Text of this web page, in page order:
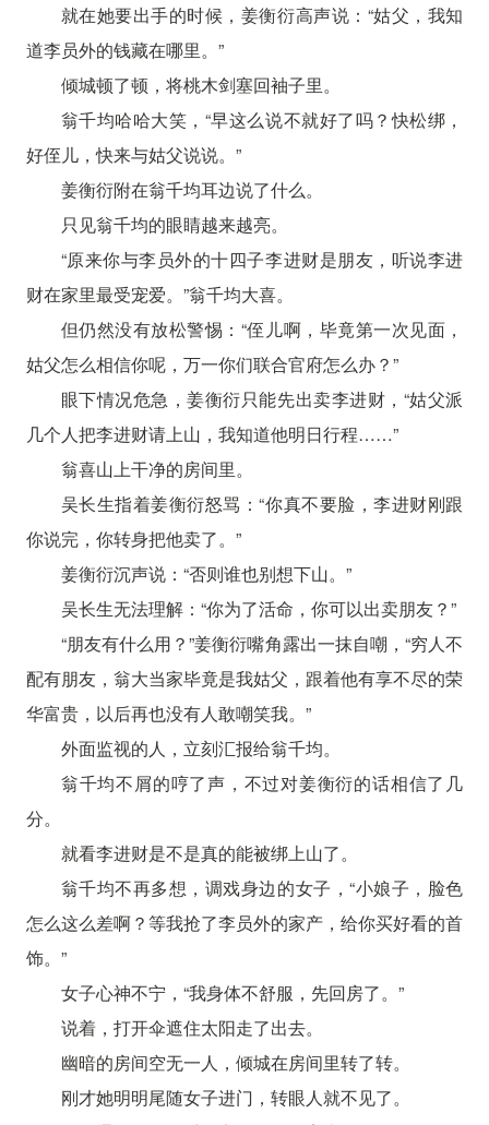
就在她要出手的时候，姜衡衍高声说：“姑父，我知
道李员外的钱藏在哪里。”
倾城顿了顿，将桃木剑塞回袖子里。
翁千均哈哈大笑，“早这么说不就好了吗？快松绑，
好侄儿，快来与姑父说说。”
姜衡衍附在翁千均耳边说了什么。
只见翁千均的眼睛越来越亮。
“原来你与李员外的十四子李进财是朋友，听说李进
财在家里最受宠爱。”翁千均大喜。
但仍然没有放松警惕：“侄儿啊，毕竟第一次见面，
姑父怎么相信你呢，万一你们联合官府怎么办？”
眼下情况危急，姜衡衍只能先出卖李进财，“姑父派
几个人把李进财请上山，我知道他明日行程……”
翁喜山上干净的房间里。
吴长生指着姜衡衍怒骂：“你真不要脸，李进财刚跟
你说完，你转身把他卖了。”
姜衡衍沉声说：“否则谁也别想下山。”
吴长生无法理解：“你为了活命，你可以出卖朋友？”
“朋友有什么用？”姜衡衍嘴角露出一抹自嘲，“穷人不
配有朋友，翁大当家毕竟是我姑父，跟着他有享不尽的荣
华富贵，以后再也没有人敢嘲笑我。”
外面监视的人，立刻汇报给翁千均。
翁千均不屑的哼了声，不过对姜衡衍的话相信了几
分。
就看李进财是不是真的能被绑上山了。
翁千均不再多想，调戏身边的女子，“小娘子，脸色
怎么这么差啊？等我抢了李员外的家产，给你买好看的首
饰。”
女子心神不宁，“我身体不舒服，先回房了。”
说着，打开伞遮住太阳走了出去。
幽暗的房间空无一人，倾城在房间里转了转。
刚才她明明尾随女子进门，转眼人就不见了。